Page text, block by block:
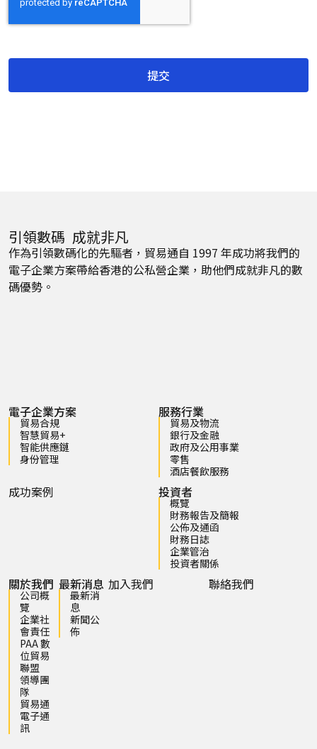
提交
引領數碼 成就非凡
作為引領數碼化的先驅者，貿易通自 1997 年成功將我們的
電子企業方案帶給香港的公私營企業，助他們成就非凡的數
碼優勢。
電子企業方案
貿易合規
智慧貿易+
智能供應鏈
身份管理
服務行業
貿易及物流
銀行及金融
政府及公用事業
零售
酒店餐飲服務
成功案例 投資者
概覽
財務報告及簡報
公佈及通函
財務日誌
企業管治
投資者關係
關於我們
公司概
覽
企業社
會責任
PAA 數
位貿易
聯盟
領導團
隊
貿易通
電子通
訊
最新消息
最新消
息
新聞公
佈
加入我們 聯絡我們